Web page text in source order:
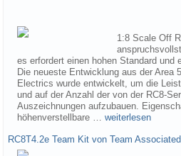
1:8 Scale Off
es erfordert einen hohen Standard und
Die neueste Entwicklung aus der Area
Electrics wurde entwickelt, um die
und auf der Anzahl der von der RC8-
Auszeichnungen aufzubauen.
höhenverstellbare … weiterlesen
RC8T4.2e Team Kit von Team Associated